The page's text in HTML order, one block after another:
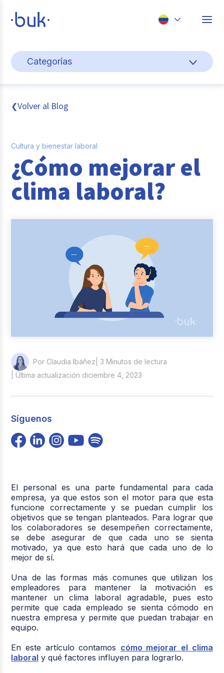
Perú
Categorías
Cultura y bienestar laboral
Gestión de personas
Pago de nómina
Buk
Transformación digital
Reclutamiento y Selección
Casos de éxito
Columna del Experto
Entrevistas
❮Volver al Blog
Cultura y bienestar laboral
¿Cómo mejorar el
clima laboral?
Por Claudia Ibáñez | 3 Minutos de lectura
| Última actualización diciembre 4, 2023
Síguenos
El personal es una parte fundamental para cada
empresa, ya que estos son el motor para que esta
funcione correctamente y se puedan cumplir los
objetivos que se tengan planteados. Para lograr que
los colaboradores se desempeñen correctamente,
se debe asegurar de que cada uno se sienta
motivado, ya que esto hará que cada uno de lo
mejor de sí.
Una de las formas más comunes que utilizan los
empleadores para mantener la motivación es
mantener un clima laboral agradable, pues esto
permite que cada empleado se sienta cómodo en
nuestra empresa y permite que puedan trabajar en
equipo.
En este artículo contamos cómo mejorar el clima
laboral y qué factores influyen para lograrlo.